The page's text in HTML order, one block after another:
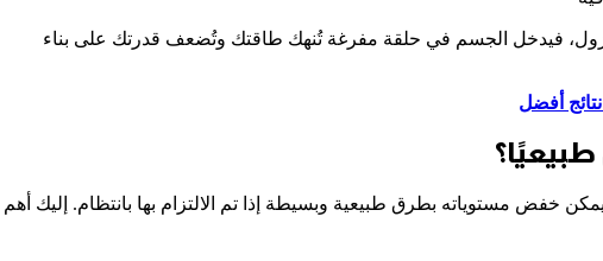
فيدخل الجسم في حلقة مفرغة تُنهك طاقتك وتُضعف قدرتك على بناء
أفضل
خفض مستوياته بطرق طبيعية وبسيطة إذا تم الالتزام بها بانتظام. إليك أهم